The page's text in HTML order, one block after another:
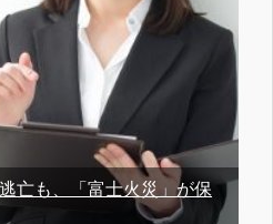
亡も、「富士火災」が保